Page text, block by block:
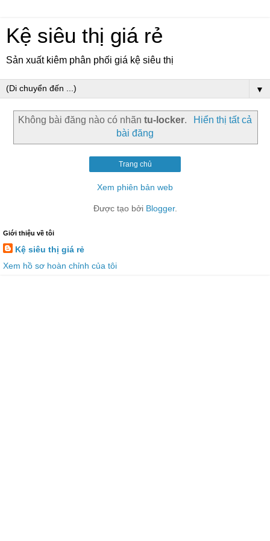
Kệ siêu thị giá rẻ
Sản xuất kiêm phân phối giá kệ siêu thị
▼
Không bài đăng nào có nhãntu-locker.
Hiển thị tất cả
bài đăng
Trang chủ
Xem phiên bản web
Được tạo bởi Blogger.
Giới thiệu về tôi
Kệ siêu thị giá rẻ
Xem hồ sơ hoàn chỉnh của tôi